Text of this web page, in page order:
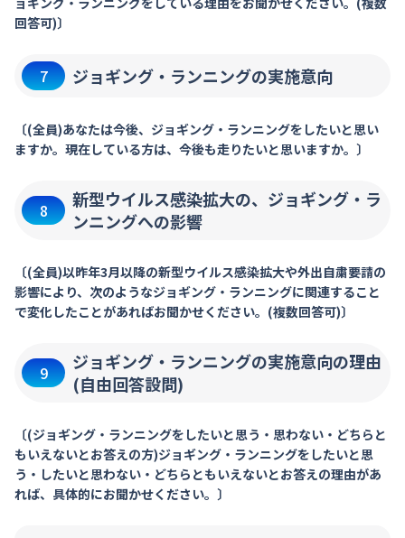
回答可)〕
7 ジョギング・ランニングの実施意向
〔(全員)あなたは今後、ジョギング・ランニングをしたいと思い
ますか。現在している方は、今後も走りたいと思いますか。〕
8
新型ウイルス感染拡大の、ジョギング・ラ
ンニングへの影響
〔(全員)以昨年3月以降の新型ウイルス感染拡大や外出自粛要請の
影響により、次のようなジョギング・ランニングに関連すること
で変化したことがあればお聞かせください。(複数回答可)〕
9
ジョギング・ランニングの実施意向の理由
(自由回答設問)
〔(ジョギング・ランニングをしたいと思う・思わない・どちらと
もいえないとお答えの方)ジョギング・ランニングをしたいと思
う・したいと思わない・どちらともいえないとお答えの理由があ
れば、具体的にお聞かせください。〕